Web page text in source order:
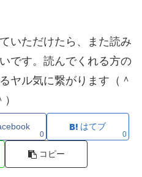
いただけたら、また読み
です。読んでくれる方の
ヤル気に繋がります（＾
）
0
はてブ
0
コピー